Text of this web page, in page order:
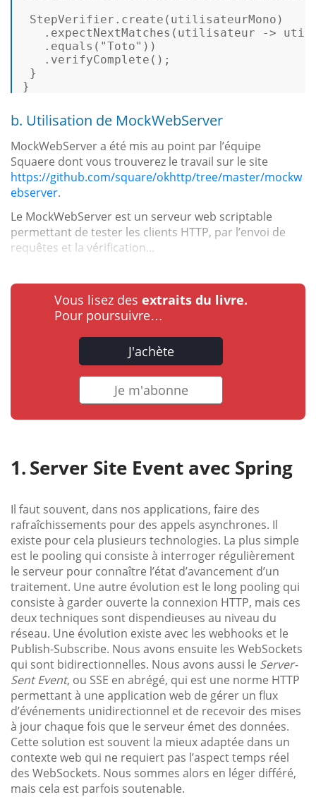
StepVerifier.create(utilisateurMono)
.expectNextMatches(utilisateur ->
. equals ( "Toto" ))
.verifyComplete();
}
}
b. Utilisation de MockWebServer
MockWebServer a été mis au point par l’équipe
Squaere dont vous trouverez le travail sur le site
https://github.com/square/okhttp/tree/master/mockw
ebserver.
Le MockWebServer est un serveur web scriptable
permettant de tester les clients HTTP, par l’envoi de
requêtes et la vérification...
Vous lisez des extraits du livre.
Pour poursuivre…
J'achète
Je m'abonne
Server Site Event avec Spring
Il faut souvent, dans nos applications, faire des
rafraîchissements pour des appels asynchrones. Il
existe pour cela plusieurs technologies. La plus simple
est le pooling qui consiste à interroger régulièrement
le serveur pour connaître l’état d’avancement d’un
traitement. Une autre évolution est le long pooling qui
consiste à garder ouverte la connexion HTTP, mais ces
deux techniques sont dispendieuses au niveau du
réseau. Une évolution existe avec les webhooks et le
Publish-Subscribe. Nous avons ensuite les WebSockets
qui sont bidirectionnelles. Nous avons aussi le Server-
Sent Event, ou SSE en abrégé, qui est une norme HTTP
permettant à une application web de gérer un flux
d’événements unidirectionnel et de recevoir des mises
à jour chaque fois que le serveur émet des données.
Cette solution est souvent la mieux adaptée dans un
contexte web qui ne requiert pas l’aspect temps réel
des WebSockets. Nous sommes alors en léger différé,
mais cela est parfois soutenable.